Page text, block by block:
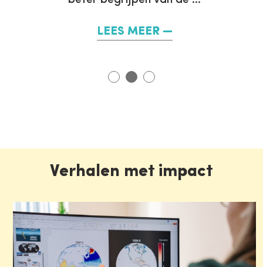
LEES MEER
Verhalen met impact